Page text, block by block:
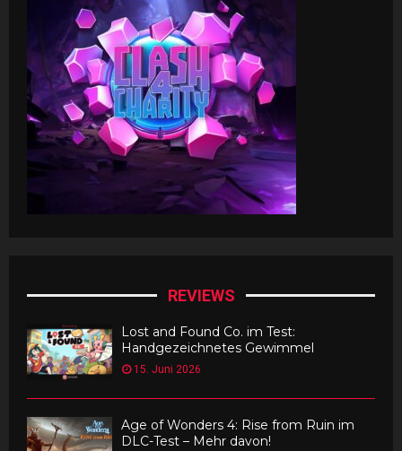
REVIEWS
Lost and Found Co. im Test:
Handgezeichnetes Gewimmel
15. Juni 2026
Age of Wonders 4: Rise from Ruin im
DLC-Test – Mehr davon!